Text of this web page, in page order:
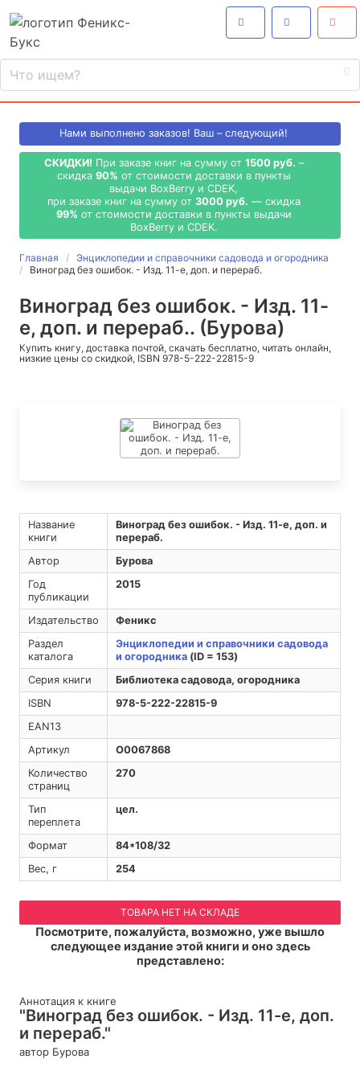
Нами выполнено заказов! Ваш – следующий!
СКИДКИ! При заказе книг на сумму от 1500 руб. –
скидка 90% от стоимости доставки в пункты
выдачи BoxBerry и CDEK,
при заказе книг на сумму от 3000 руб. — скидка
99% от стоимости доставки в пункты выдачи
BoxBerry и CDEK.
Главная
Энциклопедии и справочники садовода и огородника
Виноград без ошибок. - Изд. 11-е, доп. и перераб.
Виноград без ошибок. - Изд. 11-
е, доп. и перераб.. (Бурова)
Купить книгу, доставка почтой, скачать бесплатно, читать онлайн,
низкие цены со скидкой, ISBN 978-5-222-22815-9
Название
книги
Виноград без ошибок. - Изд. 11-е, доп. и
перераб.
Автор
Бурова
Год
публикации
2015
Издательство
Феникс
Раздел
каталога
Энциклопедии и справочники садовода
и огородника(ID = 153)
Серия книги
Библиотека садовода, огородника
ISBN
978-5-222-22815-9
EAN13
Артикул
O0067868
Количество
страниц
270
Тип
переплета
цел.
Формат
84*108/32
Вес, г
254
ТОВАРА НЕТ НА СКЛАДЕ
Посмотрите, пожалуйста, возможно, уже вышло
следующее издание этой книги и оно здесь
представлено:
Аннотация к книге
"Виноград без ошибок. - Изд. 11-е, доп.
и перераб."
автор Бурова